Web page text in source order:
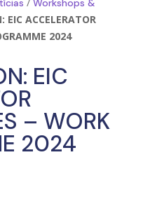
Workshops &
EIC ACCELERATOR
2024
EIC
– WORK
2024